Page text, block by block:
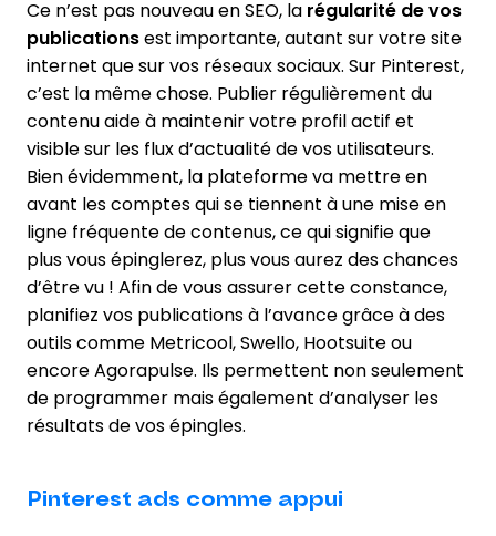
Ce n’est pas nouveau en SEO, la régularité de vos
publicationsest importante, autant sur votre site
internet que sur vos réseaux sociaux. Sur Pinterest,
c’est la même chose. Publier régulièrement du
contenu aide à maintenir votre profil actif et
visible sur les flux d’actualité de vos utilisateurs.
Bien évidemment, la plateforme va mettre en
avant les comptes qui se tiennent à une mise en
ligne fréquente de contenus, ce qui signifie que
plus vous épinglerez, plus vous aurez des chances
d’être vu ! Afin de vous assurer cette constance,
planifiez vos publications à l’avance grâce à des
outils comme Metricool, Swello, Hootsuite ou
encore Agorapulse. Ils permettent non seulement
de programmer mais également d’analyser les
résultats de vos épingles.
Pinterest ads comme appui